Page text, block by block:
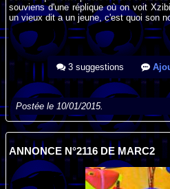
souviens d'une réplique où on voit
un vieux dit a un jeune, c'est quoi son
3 suggestions
Postée le 10/01/2015.
ANNONCE N°2116 DE MARC2